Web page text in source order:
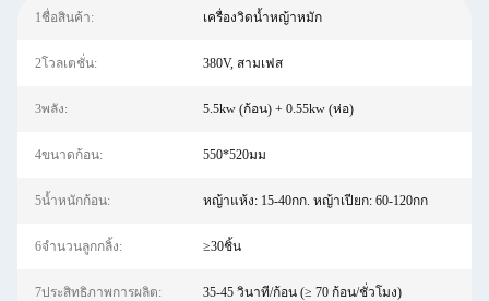
1ชื่อสินค้า: เครื่องวิดน้ำหญ้าหมัก
2โวลเตชั่น: 380V, สามเฟส
3พลัง: 5.5kw (ก้อน) + 0.55kw (ห่อ)
4ขนาดก้อน: 550*520มม
5น้ำหนักก้อน: หญ้าแห้ง: 15-40กก. หญ้าเปียก: 60-120กก
6จำนวนลูกกลิ้ง: ≥30ชิ้น
7ประสิทธิภาพการผลิต: 35-45 วินาที/ก้อน (≥ 70 ก้อน/ชั่วโมง)